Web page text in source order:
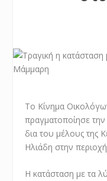
Το Κίνημα
πραγματοποίησε
δια του μέλους της
Ηλιάδη στην
Η κατάσταση με τα